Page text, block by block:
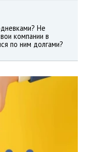
Не
компании в
по ним долгами?